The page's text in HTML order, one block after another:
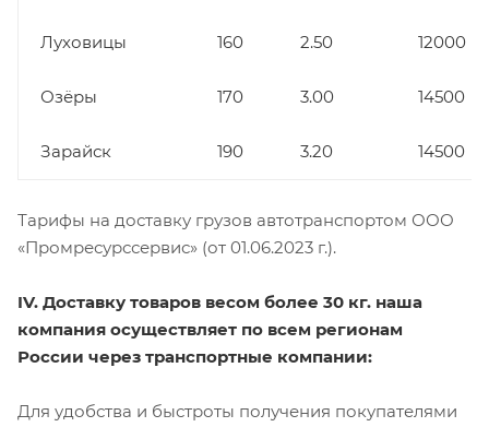
Луховицы 160 2.50 12000
Озёры 170 3.00 14500
Зарайск 190 3.20 14500
Тарифы на доставку грузов автотранспортом ООО
«Промресурссервис» (от 01.06.2023 г.).
IV. Доставку товаров весом более 30 кг. наша
компания осуществляет по всем регионам
России через транспортные компании:
Для удобства и быстроты получения покупателями